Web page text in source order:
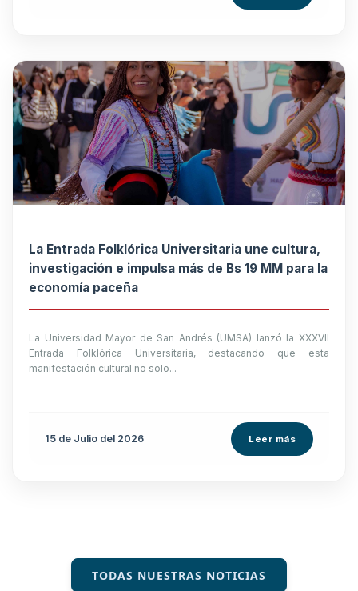
La Entrada Folklórica Universitaria une cultura,
investigación e impulsa más de Bs 19 MM para la
economía paceña
La Universidad Mayor de San Andrés (UMSA) lanzó la XXXVII
Entrada Folklórica Universitaria, destacando que esta
manifestación cultural no solo...
15 de Julio del 2026 Leer más
TODAS NUESTRAS NOTICIAS